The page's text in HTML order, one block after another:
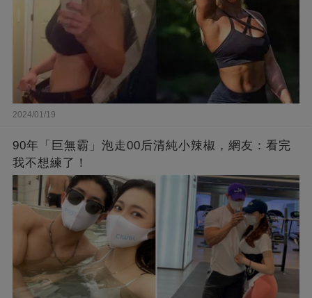
2024/01/19
90年「巨無霸」泡走00后清純小辣椒，網友：看完
我不想練了！